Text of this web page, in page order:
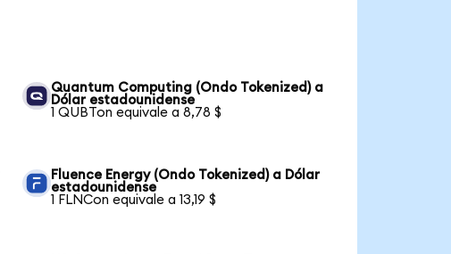
Quantum Computing (Ondo Tokenized) a
Dólar estadounidense
1 QUBTon equivale a 8,78 $
Fluence Energy (Ondo Tokenized) a Dólar
estadounidense
1 FLNCon equivale a 13,19 $